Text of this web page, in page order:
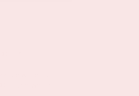
uur (nieuwe tijd).